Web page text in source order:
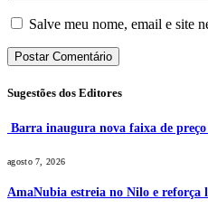
Salve meu nome, email e site
Sugestões dos Editores
Barra inaugura nova faixa de
agosto 7, 2026
AmaNubia estreia no Nilo e reforça